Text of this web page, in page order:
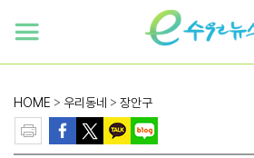
HOME > 우리동네 > 장안구